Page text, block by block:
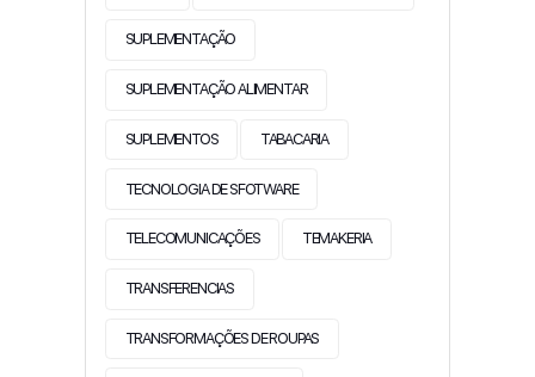
SUPLEMENTAÇÃO
SUPLEMENTAÇÃO ALIMENTAR
SUPLEMENTOS TABACARIA
TECNOLOGIA DE SFOTWARE
TELECOMUNICAÇÕES TEMAKERIA
TRANSFERENCIAS
TRANSFORMAÇÕES DE ROUPAS